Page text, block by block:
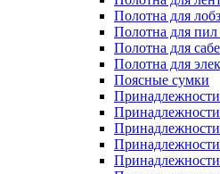
Полотна для
Полотна для
Полотна для
Полотна для
Поясные сумки
Принадлежности
Принадлежности